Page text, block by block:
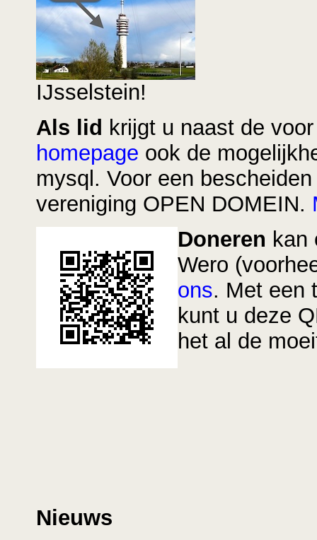
IJsselstein!
Als lid krijgt u naast de
homepage ook de
mysql. Voor een
vereniging OPEN DOMEIN.
Doneren kan
Wero
ons. Met een
kunt u deze
het al de
Nieuws